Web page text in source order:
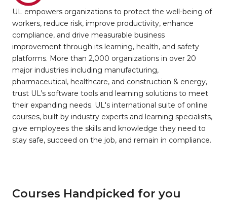
UL empowers organizations to protect the well-being of
workers, reduce risk, improve productivity, enhance
compliance, and drive measurable business
improvement through its learning, health, and safety
platforms. More than 2,000 organizations in over 20
major industries including manufacturing,
pharmaceutical, healthcare, and construction & energy,
trust UL’s software tools and learning solutions to meet
their expanding needs. UL's international suite of online
courses, built by industry experts and learning specialists,
give employees the skills and knowledge they need to
stay safe, succeed on the job, and remain in compliance.
Courses Handpicked for you